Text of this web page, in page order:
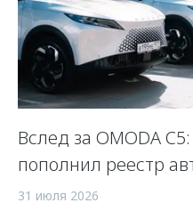
Вслед за OMODA
пополнил реестр
31 июля 2026